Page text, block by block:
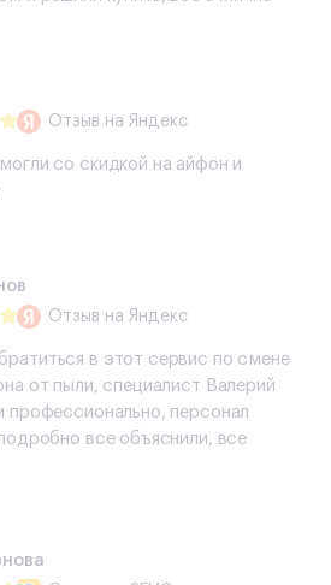
Отзыв на Яндекс
со скидкой на айфон и
Отзыв на Яндекс
в этот сервис по смене
от пыли, специалист Валерий
профессионально, персонал
все объяснили, все